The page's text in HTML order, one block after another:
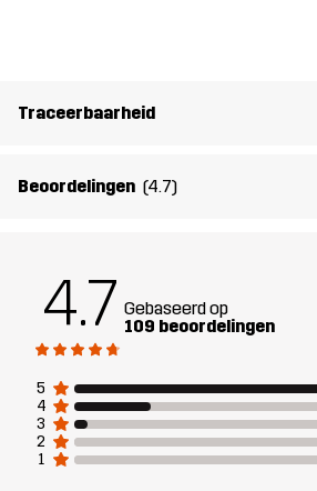
Traceerbaarheid
Beoordelingen (4.7)
4.7 Gebaseerd op
109 beoordelingen
5
4
3
2
1